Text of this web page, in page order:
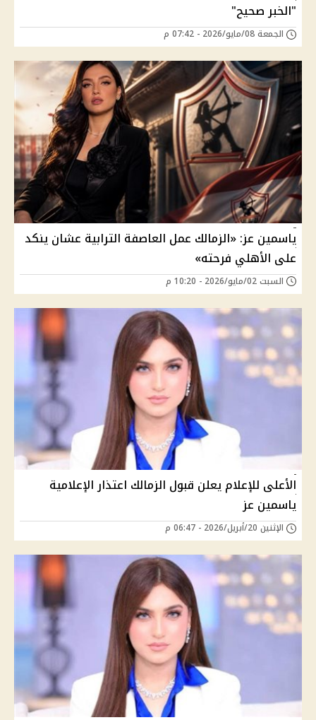
"الخبر صحيح"
الجمعة 08/مايو/2026 - 07:42 م
ياسمين عز: «الزمالك عمل العاصفة الترابية عشان ينكد
على الأهلي فرحته»
السبت 02/مايو/2026 - 10:20 م
الأعلى للإعلام يعلن قبول الزمالك اعتذار الإعلامية
ياسمين عز
الإثنين 20/أبريل/2026 - 06:47 م